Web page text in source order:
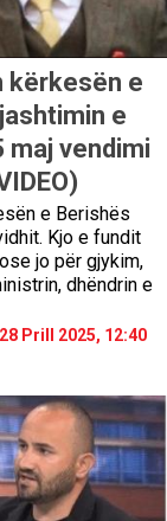
kërkesën e
e
maj vendimi
e Berishës
Kjo e fundit
jo për gjykim,
dhëndrin e
28 Prill 2025, 12:40